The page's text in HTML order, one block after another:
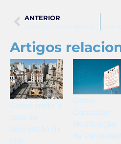
ANTERIOR
Artigos